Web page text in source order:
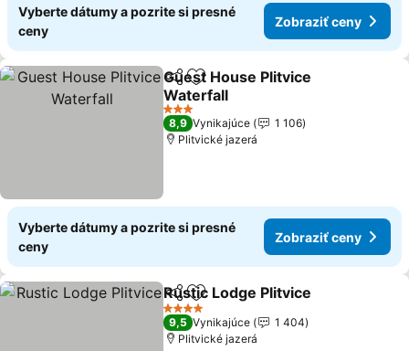
Vyberte dátumy a pozrite si presné
ceny
Zobraziť ceny
ZdieľaťPridať do obľúbených
Guest House Plitvice
Waterfall
3 Počet hviezdičiek
8,9 Vynikajúce
1 106
Plitvické jazerá
Vyberte dátumy a pozrite si presné
ceny
Zobraziť ceny
ZdieľaťPridať do obľúbených
Rustic Lodge Plitvice
4 Počet hviezdičiek
9,5 Vynikajúce
1 404
Plitvické jazerá